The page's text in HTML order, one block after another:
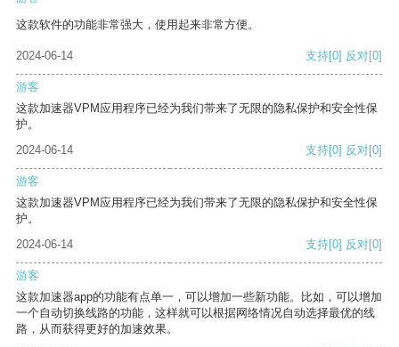
这款软件的功能非常强大，使用起来非常方便。
2024-06-14 支持[0] 反对[0]
游客
这款加速器VPM应用程序已经为我们带来了无限的隐私保护和安全性保
护。
2024-06-14
支持[0] 反对[0]
游客
这款加速器VPM应用程序已经为我们带来了无限的隐私保护和安全性保
护。
2024-06-14
支持[0] 反对[0]
游客
这款加速器app的功能有点单一，可以增加一些新功能。比如，可以增加
一个自动切换线路的功能，这样就可以根据网络情况自动选择最优的线
路，从而获得更好的加速效果。